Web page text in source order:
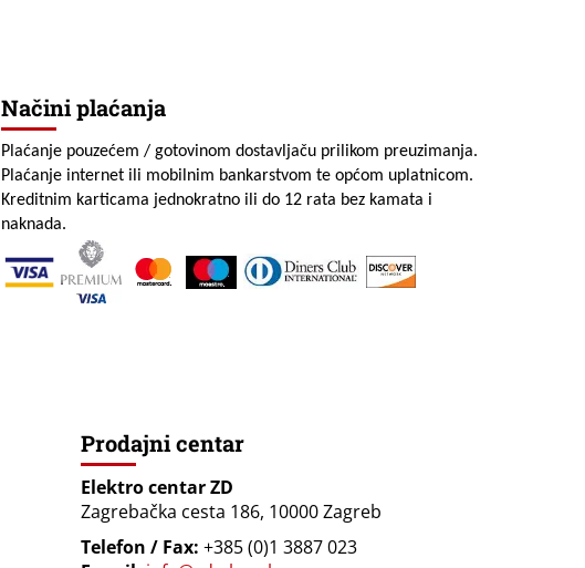
Načini plaćanja
Plaćanje pouzećem / gotovinom dostavljaču prilikom preuzimanja.
Plaćanje internet ili mobilnim bankarstvom te općom uplatnicom.
Kreditnim karticama jednokratno ili do 12 rata bez kamata i
naknada.
Prodajni centar
Elektro centar ZD
Zagrebačka cesta 186, 10000 Zagreb
Telefon / Fax: +385 (0)1 3887 023